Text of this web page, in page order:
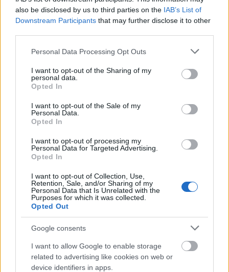
also be disclosed by us to third parties on the IAB’s List of
Downstream Participants that may further disclose it to other
Please note that this website/app uses one or more Google
not limited to your visit or usage behaviour. You may click to
grant or deny consent to Google and its third-party tags to
use your data for below specified purposes in below Google
consent section.
Personal Data Processing Opt Outs
I want to opt-out of the Sharing of my
personal data.
Opted In
I want to opt-out of the Sale of my
Personal Data.
Opted In
I want to opt-out of processing my
Personal Data for Targeted Advertising.
Opted In
I want to opt-out of Collection, Use,
Retention, Sale, and/or Sharing of my
Personal Data that Is Unrelated with the
Purposes for which it was collected.
Opted Out
Google consents
I want to allow Google to enable storage
related to advertising like cookies on web or
device identifiers in apps.
Azoknak, akik lemaradnak a szilveszteri
koncertélményről, nem kell sokáig várniuk a
a szilveszteri mulatozástól idén mindössze
négy nap választja el. A január 4-én hatodik
születésnapját ünneplő klub programját 19
órakor az egyik legígéretesebb vokális
formáció, a Röné.jazz fiatal csapata indítja. Az
utószilveszteri programot a hazai
szaxofonosok két legerőteljesebb
egyéniségének formációja, a népzenei
hagyományokat a jazz zenével mesterien
ötvöző Borbély-Dresch Quartet folytatja. A
hazai jazzdobosok fenoménje, Balázs Elemér
újjáalakult zenekarának produkciója valódi
jazzbuli hangulatot ígér. Mindezt Szőke
Nikoletta és Szakonyi Milán lebilincselő
vokálja mellett a zenekar megújult
repertoárja is szavatolja. A születésnapi jazz-
örömünnep elengedhetetlen kelléke, a
hatalmas BJC-torta mellett a klub ingyenes
belépéssel is kedveskedik vendégeinek.